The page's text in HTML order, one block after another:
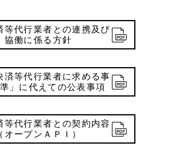
等代行業者との連携及び
協働に係る方針
済等代行業者に求める事
」に代えての公表事項
等代行業者との契約内容
（オープンＡＰＩ）